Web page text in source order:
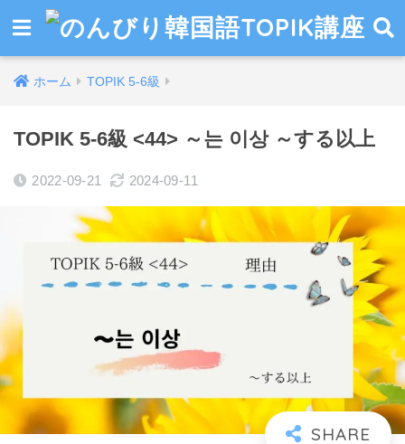
ホーム TOPIK 5-6級
TOPIK 5-6級 <44> ～는 이상 ～する以上
2022-09-21 2024-09-11